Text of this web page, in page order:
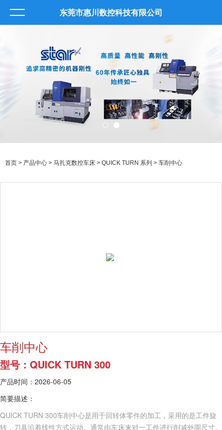
东莞市惠川数控科技有限公司
首页 > 产品中心 > 马扎克数控车床 > QUICK TURN 系列 > 车削中心
车削中心
型号：QUICK TURN 300
产品时间：2026-06-05
简要描述：
QUICK TURN 300车削中心是用于回转体零件的加工，采用的是工件旋
转，刀具沿着线性方式运动。通常由车床来对一工件进行削减外圆尺寸。